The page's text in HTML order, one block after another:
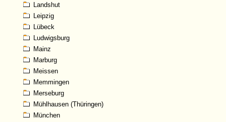
Landshut
Leipzig
Lübeck
Ludwigsburg
Mainz
Marburg
Meissen
Memmingen
Merseburg
Mühlhausen (Thüringen)
München